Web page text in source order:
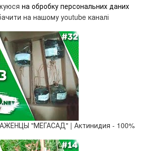
на обробку персональних даних
на нашому youtube каналі
"МЕГАСАД" | Актинидия - 100%